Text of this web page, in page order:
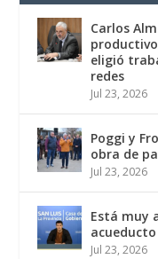
Carlos
eligió
redes
Jul 23, 2026
Poggi y
obra de
Jul 23, 2026
Está muy
Jul 23, 2026